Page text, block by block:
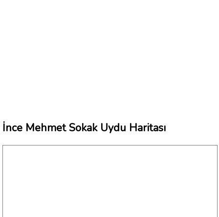
İnce Mehmet Sokak Uydu Haritası